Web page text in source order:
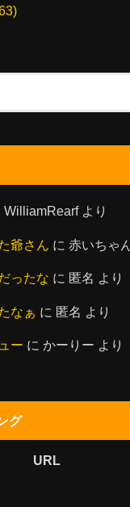
WilliamRearfより
爺さん に赤いちゃ
ったな に 匿名 より
なぁ に 匿名 より
ー にかーりー より
グ
URL